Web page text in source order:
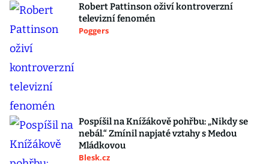
Robert Pattinson oživí kontroverzní
televizní fenomén
Poggers
Pospíšil na Knížákově pohřbu: „Nikdy se
nebál.“ Zmínil napjaté vztahy s Medou
Mládkovou
Blesk.cz